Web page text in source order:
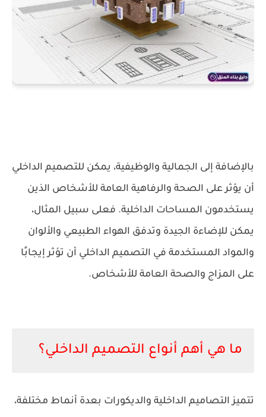
بالإضافة إلى الجمالية والوظيفية، يمكن للتصميم الداخلي
أن يؤثر على الصحة والرفاهية العامة للأشخاص الذين
يستخدمون المساحات الداخلية. فعلى سبيل المثال،
يمكن للإضاءة الجيدة وتدفق الهواء الطبيعي والألوان
والمواد المستخدمة في التصميم الداخلي أن تؤثر إيجابًا
على المزاج والصحة العامة للأشخاص.
ما هي أهم أنواع التصميم الداخلي؟
تتميز التصاميم الداخلية والديكورات بعدة أنماط مختلفة،